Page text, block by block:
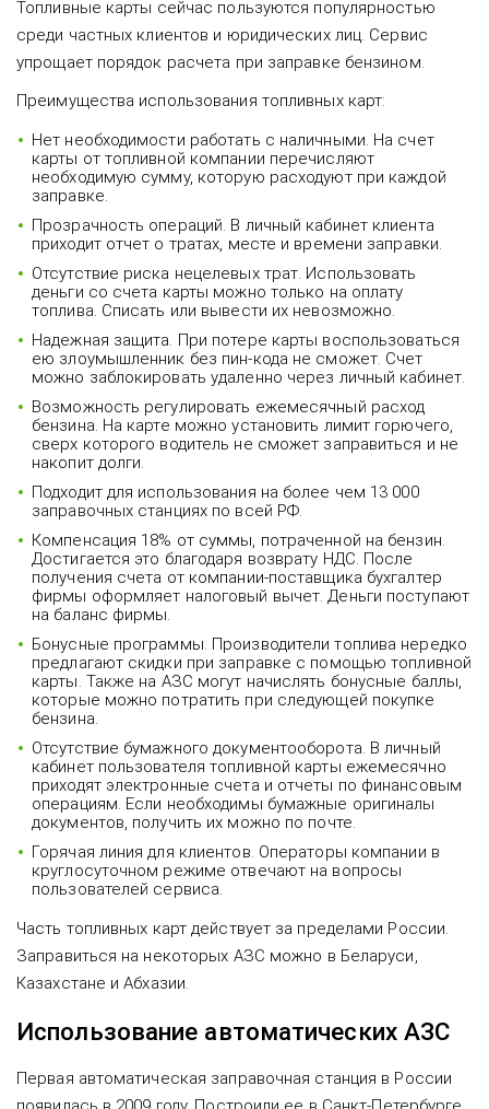
Топливные карты сейчас пользуются популярностью
среди частных клиентов и юридических лиц. Сервис
упрощает порядок расчета при заправке бензином.
Преимущества использования топливных карт:
Нет необходимости работать с наличными. На счет
карты от топливной компании перечисляют
необходимую сумму, которую расходуют при каждой
заправке.
Прозрачность операций. В личный кабинет клиента
приходит отчет о тратах, месте и времени заправки.
Отсутствие риска нецелевых трат. Использовать
деньги со счета карты можно только на оплату
топлива. Списать или вывести их невозможно.
Надежная защита. При потере карты воспользоваться
ею злоумышленник без пин-кода не сможет. Счет
можно заблокировать удаленно через личный кабинет.
Возможность регулировать ежемесячный расход
бензина. На карте можно установить лимит горючего,
сверх которого водитель не сможет заправиться и не
накопит долги.
Подходит для использования на более чем 13 000
заправочных станциях по всей РФ.
Компенсация 18% от суммы, потраченной на бензин.
Достигается это благодаря возврату НДС. После
получения счета от компании-поставщика бухгалтер
фирмы оформляет налоговый вычет. Деньги поступают
на баланс фирмы.
Бонусные программы. Производители топлива нередко
предлагают скидки при заправке с помощью топливной
карты. Также на АЗС могут начислять бонусные баллы,
которые можно потратить при следующей покупке
бензина.
Отсутствие бумажного документооборота. В личный
кабинет пользователя топливной карты ежемесячно
приходят электронные счета и отчеты по финансовым
операциям. Если необходимы бумажные оригиналы
документов, получить их можно по почте.
Горячая линия для клиентов. Операторы компании в
круглосуточном режиме отвечают на вопросы
пользователей сервиса.
Часть топливных карт действует за пределами России.
Заправиться на некоторых АЗС можно в Беларуси,
Казахстане и Абхазии.
Использование автоматических АЗС
Первая автоматическая заправочная станция в России